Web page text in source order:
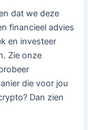
dat we deze
financieel advies
en investeer
Zie onze
die voor jou
Dan zien